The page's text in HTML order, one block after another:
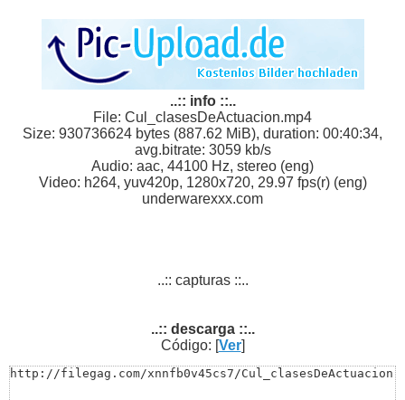
..:: info ::..
File: Cul_clasesDeActuacion.mp4
Size: 930736624 bytes (887.62 MiB), duration: 00:40:34,
avg.bitrate: 3059 kb/s
Audio: aac, 44100 Hz, stereo (eng)
Video: h264, yuv420p, 1280x720, 29.97 fps(r) (eng)
underwarexxx.com
..:: capturas ::..
..:: descarga ::..
Código: [Ver]
http://filegag.com/xnnfb0v45cs7/